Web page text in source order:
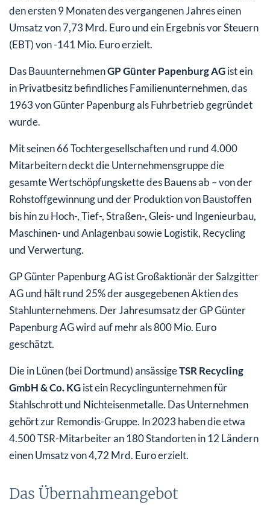
den ersten 9 Monaten des vergangenen Jahres einen
Umsatz von 7,73 Mrd. Euro und ein Ergebnis vor Steuern
(EBT) von -141 Mio. Euro erzielt.
Das BauunternehmenGP Günter Papenburg AGist ein
in Privatbesitz befindliches Familienunternehmen, das
1963 von Günter Papenburg als Fuhrbetrieb gegründet
wurde.
Mit seinen 66 Tochtergesellschaften und rund 4.000
Mitarbeitern deckt die Unternehmensgruppe die
gesamte Wertschöpfungskette des Bauens ab – von der
Rohstoffgewinnung und der Produktion von Baustoffen
bis hin zu Hoch-, Tief-, Straßen-, Gleis- und Ingenieurbau,
Maschinen- und Anlagenbau sowie Logistik, Recycling
und Verwertung.
GP Günter Papenburg AG ist Großaktionär der Salzgitter
AG und hält rund 25% der ausgegebenen Aktien des
Stahlunternehmens. Der Jahresumsatz der GP Günter
Papenburg AG wird auf mehr als 800 Mio. Euro
geschätzt.
Die in Lünen (bei Dortmund) ansässigeTSR Recycling
GmbH & Co. KGist ein Recyclingunternehmen für
Stahlschrott und Nichteisenmetalle. Das Unternehmen
gehört zur Remondis-Gruppe. In 2023 haben die etwa
4.500 TSR-Mitarbeiter an 180 Standorten in 12 Ländern
einen Umsatz von 4,72 Mrd. Euro erzielt.
Das Übernahmeangebot